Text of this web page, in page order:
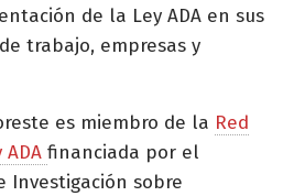
de la Ley ADA en sus
trabajo, empresas y
es miembro de la Red
financiada por el
Investigación sobre